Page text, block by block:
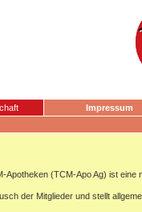
Impressum
Apotheken (TCM-Apo Ag) ist eine
der Mitglieder und stellt